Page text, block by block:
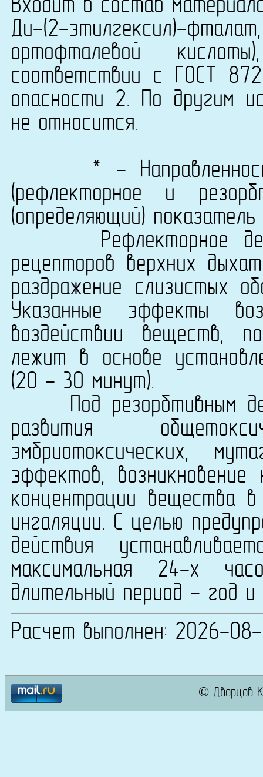
Входит в состав
Ди-(2-этилгексил)-
ортофталевой
соответствии с ГОСТ
опасности 2. По другим
не относится.
* - Направленность
(рефлекторное и
(определяющий)
Рефлекторное
рецепторов верхних
раздражение слизистых
Указанные эффекты
воздействии веществ,
лежит в основе
(20 - 30 минут).
Под резорбтивным
развития
эмбриотоксических,
эффектов,
концентрации вещества
ингаляции. С целью
действия
максимальная 24-х
длительный период - год и
Расчет выполнен: 2026-
© Дворцов